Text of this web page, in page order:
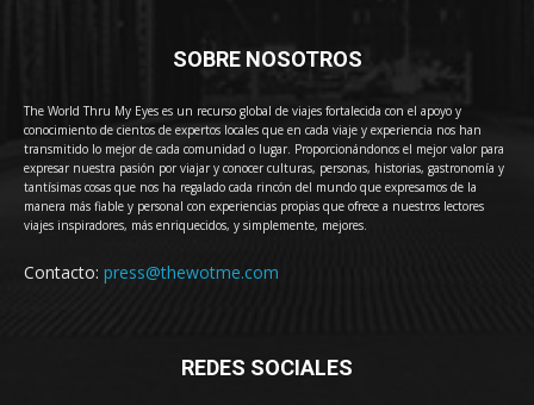
SOBRE NOSOTROS
The World Thru My Eyes es un recurso global de viajes fortalecida con el apoyo y
conocimiento de cientos de expertos locales que en cada viaje y experiencia nos han
transmitido lo mejor de cada comunidad o lugar. Proporcionándonos el mejor valor para
expresar nuestra pasión por viajar y conocer culturas, personas, historias, gastronomía y
tantísimas cosas que nos ha regalado cada rincón del mundo que expresamos de la
manera más fiable y personal con experiencias propias que ofrece a nuestros lectores
viajes inspiradores, más enriquecidos, y simplemente, mejores.
Contacto: press@thewotme.com
REDES SOCIALES